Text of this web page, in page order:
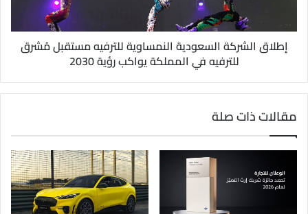
إطلاق الشركة السعودية النمساوية للترفيه مستقبل مُشرق
للترفيه في المملكة يواكب رؤية 2030
مقالات ذات صلة